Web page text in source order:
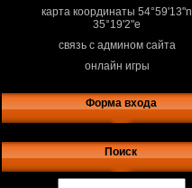
карта координаты 54°59'13"n
35°19'2"e
связь с админом сайта
онлайн игры
Форма входа
Поиск